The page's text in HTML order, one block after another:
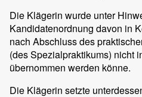
Die Klägerin wurde unter
Kandidatenordnung davon in
nach Abschluss des
(des Spezialpraktikums) nicht
übernommen werden könne.
Die Klägerin setzte